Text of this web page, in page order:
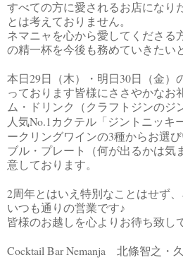
すべての方に愛されるお店になり
とは考えておりません。
ネマニャを心から愛してくださる
の精一杯を今後も務めていきたい
本日 29日（木）・明日 30日（金）
っております皆様にささやかなお
ム・ドリンク（クラフトジンのジ
人気No.1 カクテル「ジントニッキ
ークリングワインの3種からお選
ブル・プレート（何が出るかは気
意しております。
2周年とはいえ特別なことはせず
いつも通りの営業です♪
皆様のお越しを心よりお待ち致し
Cocktail Bar Nemanja 北條智之・